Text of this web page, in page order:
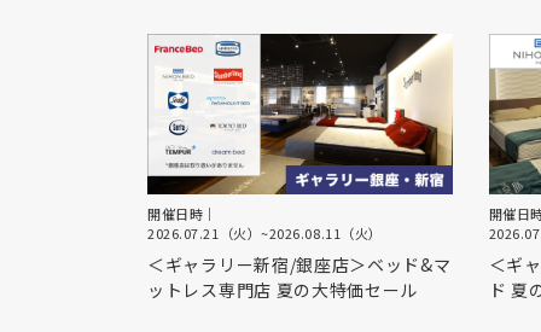
開催日時｜
2026.07.21（火）~2026.08.11（火）
＜ギャラリー新宿/銀座店＞ベッド&マ
ットレス専門店 夏の大特価セール
開催日
＜ギ
ド 夏